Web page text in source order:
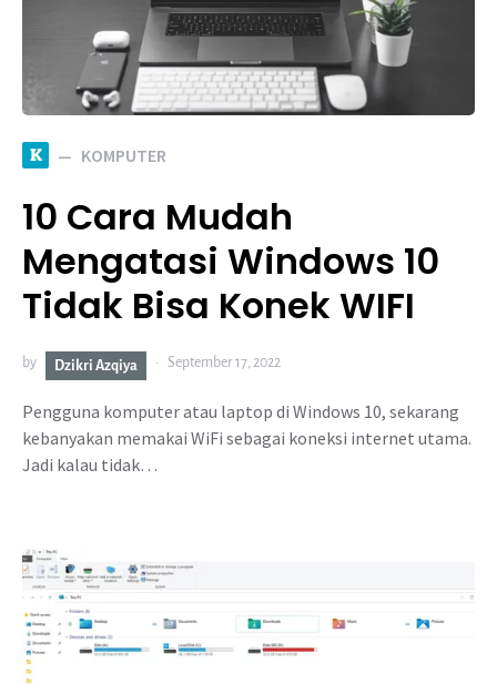
K KOMPUTER
10 Cara Mudah
Mengatasi Windows 10
Tidak Bisa Konek WIFI
by Dzikri Azqiya September 17, 2022
Pengguna komputer atau laptop di Windows 10, sekarang
kebanyakan memakai WiFi sebagai koneksi internet utama.
Jadi kalau tidak…